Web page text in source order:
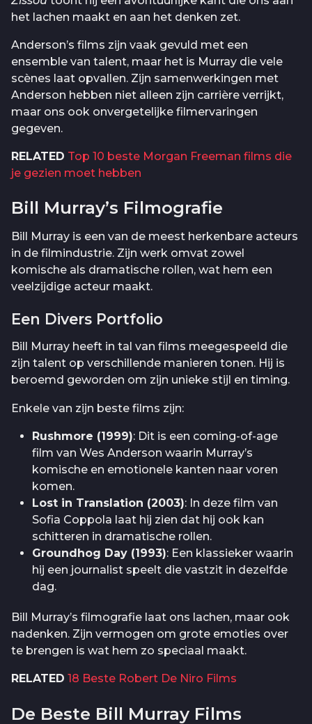
het lachen maakt en aan het denken zet.
Anderson’s films zijn vaak gevuld met een
ensemble van talent, maar het is Murray die vele
scènes laat opvallen. Zijn samenwerkingen met
Anderson hebben niet alleen zijn carrière verrijkt,
maar ons ook onvergetelijke filmervaringen
gegeven.
RELATED Top 10 beste Morgan Freeman films die
je gezien moet hebben
Bill Murray’s Filmografie
Bill Murray is een van de meest herkenbare acteurs
in de filmindustrie. Zijn werk omvat zowel
komische als dramatische rollen, wat hem een
veelzijdige acteur maakt.
Een Divers Portfolio
Bill Murray heeft in tal van films meegespeeld die
zijn talent op verschillende manieren tonen. Hij is
beroemd geworden om zijn unieke stijl en timing.
Enkele van zijn beste films zijn:
Rushmore (1999): Dit is een coming-of-age
film van Wes Anderson waarin Murray’s
komische en emotionele kanten naar voren
komen.
Lost in Translation (2003): In deze film van
Sofia Coppola laat hij zien dat hij ook kan
schitteren in dramatische rollen.
Groundhog Day (1993): Een klassieker waarin
hij een journalist speelt die vastzit in dezelfde
dag.
Bill Murray’s filmografie laat ons lachen, maar ook
nadenken. Zijn vermogen om grote emoties over
te brengen is wat hem zo speciaal maakt.
RELATED 18 Beste Robert De Niro Films
De Beste Bill Murray Films